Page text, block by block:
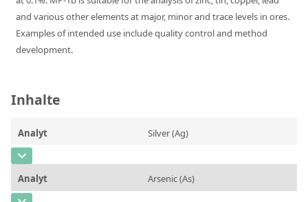
Unsere Partner und Marken
Presse und Aktuelles
Messen und Events
DIN EN ISO 9001:2015 Zertifizierung
FAQ
Karriere bei Labmix24
and various other elements at major, minor and trace levels in ores.
Examples of intended use include quality control and method
development.
Inhalte
Analyt Silver (Ag)
CAS-Nummer
Konzentration 47
Analyt Arsenic (As)